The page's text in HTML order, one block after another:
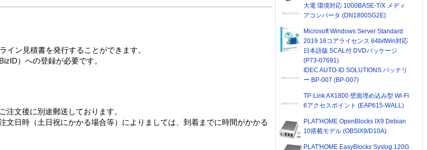
イン見積書を発行することができます。
）への登録が必要です。
注文後に別途郵送しております。
文日時（土日祝にかかる場合等）によりましては、到着までに時間がかかる
大電 環境対応 1000BASE-T/X メディ
アコンバータ (DN1800SG2E)
Microsoft Windows Server Standard
2019 16コアライセンス 64bitWin対応
日本語版 5CAL付 DVDパッケージ
(P73-07691)
IDEC AUTO-ID SOLUTIONS バッテリ
ー BP-007 (BP-007)
TP-Link AX1800 壁面埋め込み型 Wi-Fi
6アクセスポイント (EAP615-WALL)
PLAT'HOME OpenBlocks IX9 Debian
10搭載モデル (OBSIX9/D10A)
PLAT'HOME EasyBlocks Syslog 120G